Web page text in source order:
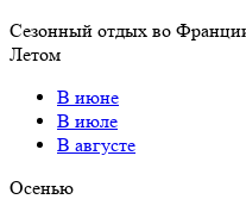
Сезонный отдых во
Летом
В июне
В июле
В августе
Осенью